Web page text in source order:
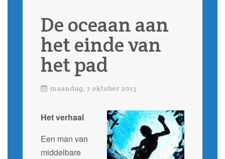
De oceaan aan
het einde van
het pad
maandag, 7 oktober 2013
Het verhaal
Een man van
middelbare